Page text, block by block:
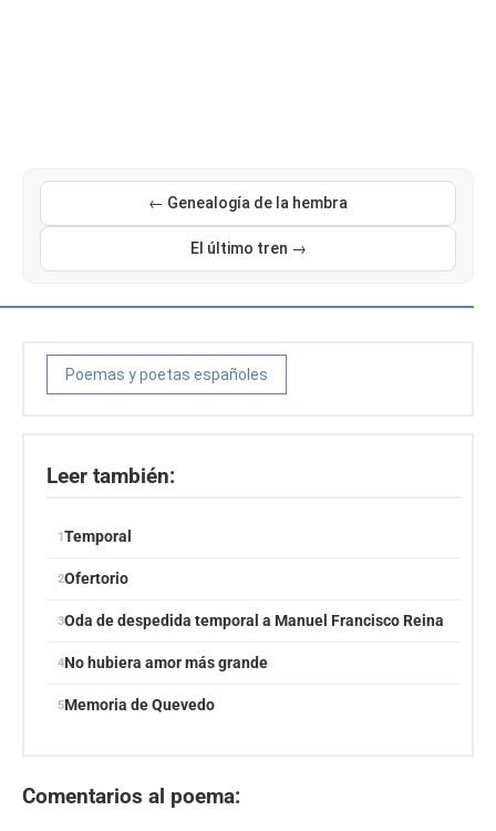
← Genealogía de la hembra
El último tren →
Poemas y poetas españoles
Leer también:
Temporal
Ofertorio
Oda de despedida temporal a Manuel Francisco Reina
No hubiera amor más grande
Memoria de Quevedo
Comentarios al poema: